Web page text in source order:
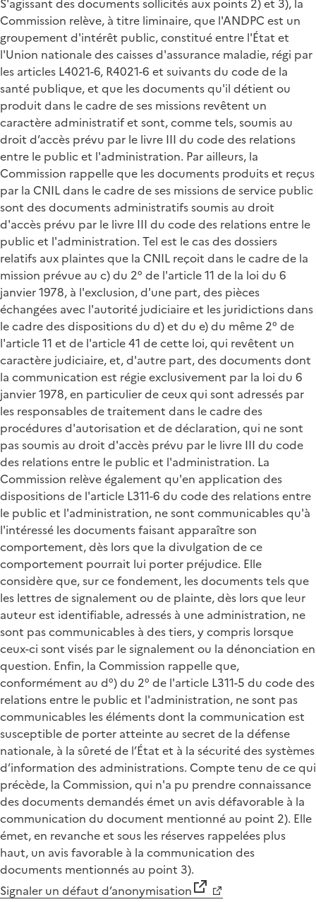
Commission relève, à titre liminaire, que l'ANDPC est un
groupement d'intérêt public, constitué entre l'État et
l'Union nationale des caisses d'assurance maladie, régi par
les articles L4021-6, R4021-6 et suivants du code de la
santé publique, et que les documents qu'il détient ou
produit dans le cadre de ses missions revêtent un
caractère administratif et sont, comme tels, soumis au
droit d’accès prévu par le livre III du code des relations
entre le public et l'administration. Par ailleurs, la
Commission rappelle que les documents produits et reçus
par la CNIL dans le cadre de ses missions de service public
sont des documents administratifs soumis au droit
d'accès prévu par le livre III du code des relations entre le
public et l'administration. Tel est le cas des dossiers
relatifs aux plaintes que la CNIL reçoit dans le cadre de la
mission prévue au c) du 2° de l'article 11 de la loi du 6
janvier 1978, à l'exclusion, d'une part, des pièces
échangées avec l'autorité judiciaire et les juridictions dans
le cadre des dispositions du d) et du e) du même 2° de
l'article 11 et de l'article 41 de cette loi, qui revêtent un
caractère judiciaire, et, d'autre part, des documents dont
la communication est régie exclusivement par la loi du 6
janvier 1978, en particulier de ceux qui sont adressés par
les responsables de traitement dans le cadre des
procédures d'autorisation et de déclaration, qui ne sont
pas soumis au droit d'accès prévu par le livre III du code
des relations entre le public et l'administration. La
Commission relève également qu'en application des
dispositions de l'article L311-6 du code des relations entre
le public et l'administration, ne sont communicables qu'à
l'intéressé les documents faisant apparaître son
comportement, dès lors que la divulgation de ce
comportement pourrait lui porter préjudice. Elle
considère que, sur ce fondement, les documents tels que
les lettres de signalement ou de plainte, dès lors que leur
auteur est identifiable, adressés à une administration, ne
sont pas communicables à des tiers, y compris lorsque
ceux-ci sont visés par le signalement ou la dénonciation en
question. Enfin, la Commission rappelle que,
conformément au d°) du 2° de l'article L311-5 du code des
relations entre le public et l'administration, ne sont pas
communicables les éléments dont la communication est
susceptible de porter atteinte au secret de la défense
nationale, à la sûreté de l’État et à la sécurité des systèmes
d’information des administrations. Compte tenu de ce qui
précède, la Commission, qui n'a pu prendre connaissance
des documents demandés émet un avis défavorable à la
communication du document mentionné au point 2). Elle
émet, en revanche et sous les réserves rappelées plus
haut, un avis favorable à la communication des
documents mentionnés au point 3).
Signaler un défaut d’anonymisation